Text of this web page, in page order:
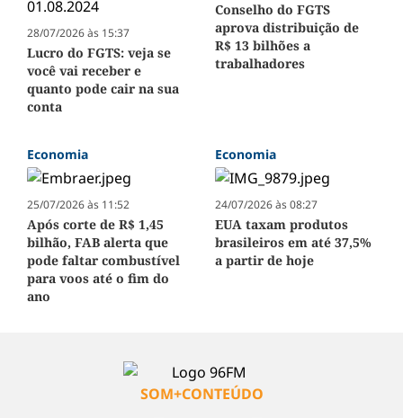
28/07/2026 às 15:37
Lucro do FGTS: veja se
você vai receber e
quanto pode cair na sua
conta
Conselho do FGTS
aprova distribuição de
R$ 13 bilhões a
trabalhadores
Economia
25/07/2026 às 11:52
Após corte de R$ 1,45
bilhão, FAB alerta que
pode faltar combustível
para voos até o fim do
ano
Economia
24/07/2026 às 08:27
EUA taxam produtos
brasileiros em até 37,5%
a partir de hoje
SOM+CONTEÚDO